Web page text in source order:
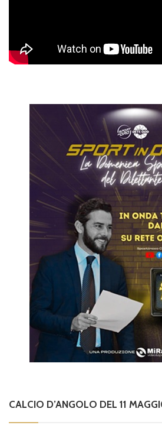
CALCIO D’ANGOLO DEL 11